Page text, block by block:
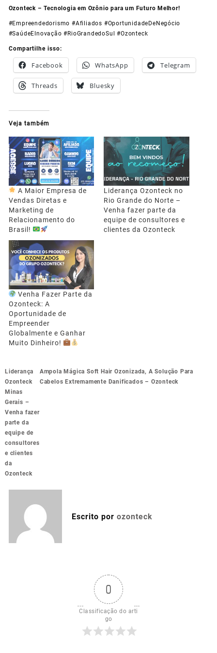
Ozonteck – Tecnologia em Ozônio para um Futuro Melhor!
#Empreendedorismo #Afiliados #OportunidadeDeNegócio
#SaúdeEInovação #RioGrandedoSul #Ozonteck
Compartilhe isso:
Facebook WhatsApp Telegram
Threads Bluesky
Veja também
A Maior Empresa de
Vendas Diretas e
Marketing de
Relacionamento do
Brasil!
Liderança Ozonteck no
Rio Grande do Norte –
Venha fazer parte da
equipe de consultores e
clientes da Ozonteck
Venha Fazer Parte da
Ozonteck: A
Oportunidade de
Empreender
Globalmente e Ganhar
Muito Dinheiro!
Navegação
de
Post
Liderança
Ozonteck
Minas
Gerais –
Venha fazer
parte da
equipe de
consultores
e clientes
da
Ozonteck
Ampola Mágica Soft Hair Ozonizada, A Solução Para
Cabelos Extremamente Danificados – Ozonteck
Escrito por ozonteck
0
Classificação do arti
go